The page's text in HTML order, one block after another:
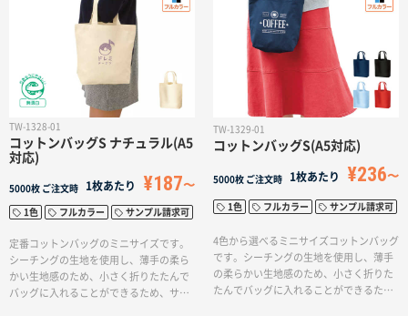
TW-1328-01
コットンバッグS ナチュラル(A5
対応)
5000枚 ご注文時 1枚あたり ¥187
1色 フルカラー サンプル請求可
定番コットンバッグのミニサイズです。
シーチングの生地を使用し、薄手の柔ら
かい生地感のため、小さく折りたたんで
バッグに入れることができるため、サブ
TW-1329-01
コットンバッグS(A5対応)
5000枚 ご注文時 1枚あたり ¥236
1色 フルカラー サンプル請求可
4色から選べるミニサイズコットンバッグ
です。シーチングの生地を使用し、薄手
の柔らかい生地感のため、小さく折りた
たんでバッグに入れることができるた